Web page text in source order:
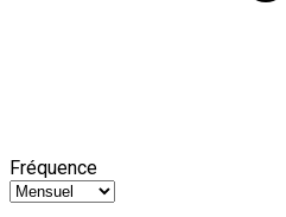
Fréquence